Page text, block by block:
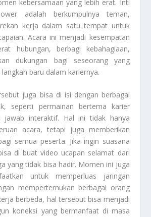
kebersamaan yang lebih erat. Inti
adalah berkumpulnya teman,
kerja dalam satu tempat untuk
Acara ini menjadi kesempatan
hubungan, berbagi kebahagiaan,
dukungan bagi seseorang yang
baru dalam kariernya.
juga bisa di isi dengan berbagai
seperti permainan bertema karier
jawab interaktif. Hal ini tidak hanya
acara, tetapi juga memberikan
semua peserta. Jika ingin suasana
di buat video ucapan selamat dari
yang tidak bisa hadir. Momen ini juga
untuk memperluas jaringan
mempertemukan berbagai orang
berbeda, hal tersebut bisa menjadi
koneksi yang bermanfaat di masa